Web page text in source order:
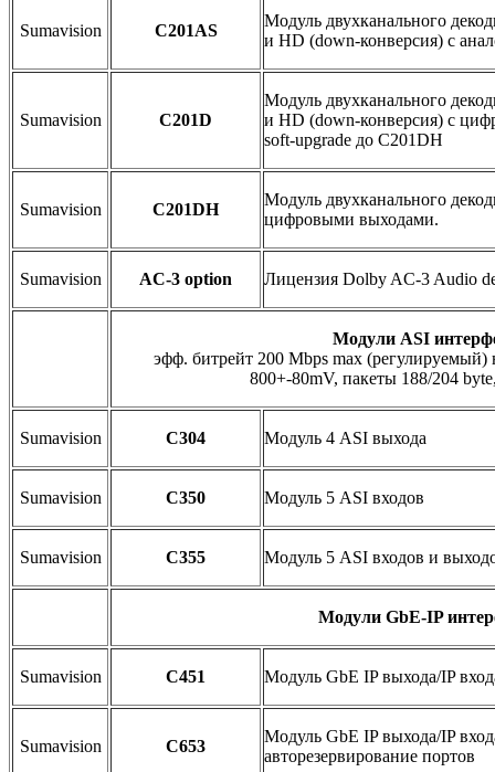
Sumavision C201AS
Модуль двухканального
и HD (down-конверсия) с
Sumavision C201D
Модуль двухканального
и HD (down-конверсия) с
soft-upgrade до C201DH
Sumavision C201DH
Модуль двухканального
цифровыми выходами.
Sumavision AC-3 option Лицензия Dolby AC-3 Audio
Модули ASI
эфф. битрейт 200 Mbps max
800+-80mV, пакеты 188/204
Sumavision C304 Модуль 4 ASI выхода
Sumavision C350 Модуль 5 ASI входов
Sumavision C355 Модуль 5 ASI входов и
Модули GbE-IP
Sumavision C451 Модуль GbE IP выхода/IP
Sumavision C653
Модуль GbE IP выхода/IP
авторезервирование портов